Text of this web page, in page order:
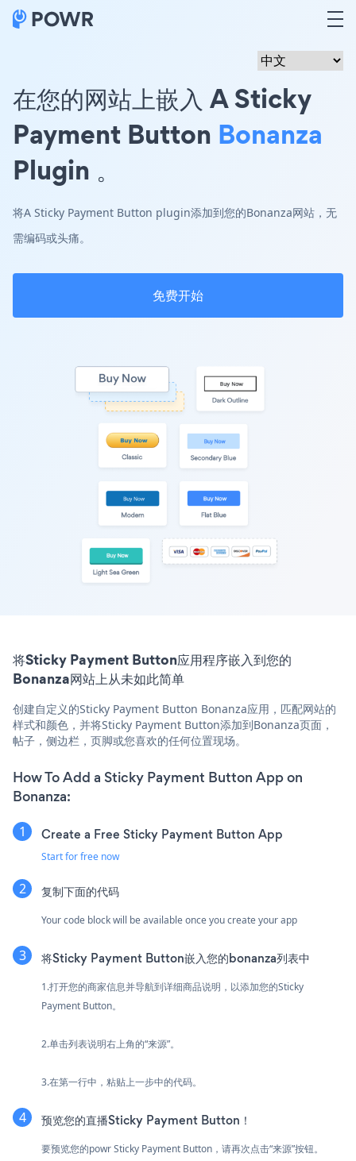
在您的网站上嵌入 A Sticky
Payment Button Bonanza
Plugin 。
将A Sticky Payment Button plugin添加到您的Bonanza网站，无
需编码或头痛。
免费开始
将Sticky Payment Button应用程序嵌入到您的
Bonanza网站上从未如此简单
创建自定义的Sticky Payment Button Bonanza应用，匹配网站的
样式和颜色，并将Sticky Payment Button添加到Bonanza页面，
帖子，侧边栏，页脚或您喜欢的任何位置现场。
How To Add a Sticky Payment Button App on
Bonanza:
Create a Free Sticky Payment Button App
Start for free now
复制下面的代码
Your code block will be available once you create your app
将Sticky Payment Button嵌入您的bonanza列表中
1.打开您的商家信息并导航到详细商品说明，以添加您的Sticky
Payment Button。
2.单击列表说明右上角的“来源”。
3.在第一行中，粘贴上一步中的代码。
预览您的直播Sticky Payment Button！
要预览您的powr Sticky Payment Button，请再次点击“来源”按钮。